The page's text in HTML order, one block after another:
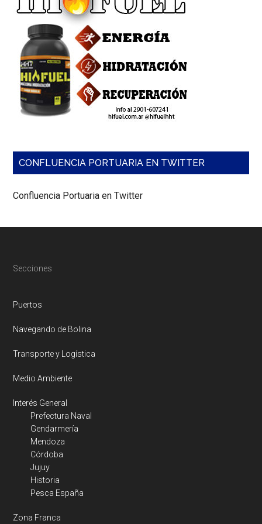
Refish,
una
asociación
para
proteger
los
recursos
pesqueros.
CONFLUENCIA PORTUARIA EN TWITTER
Confluencia Portuaria en Twitter
Footer
Secciones
Puertos
Navegando de Bolina
Transporte y Logística
Medio Ambiente
Interés General
Prefectura Naval
Gendarmería
Mendoza
Córdoba
Jujuy
Historia
Pesca España
Zona Franca